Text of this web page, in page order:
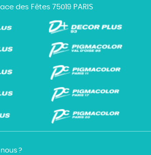
des Fêtes 75019 PARIS
?